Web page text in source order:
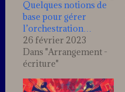
Quelques notions de
base pour gérer
l’orchestration…
26 février 2023
Dans "Arrangement -
écriture"